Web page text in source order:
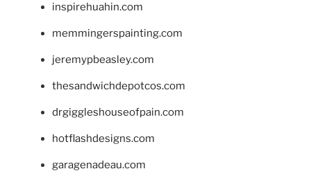
inspirehuahin.com
memmingerspainting.com
jeremypbeasley.com
thesandwichdepotcos.com
drgiggleshouseofpain.com
hotflashdesigns.com
garagenadeau.com